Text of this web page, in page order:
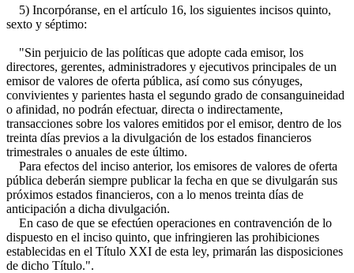
5) Incorpóranse, en el artículo 16, los siguientes incisos quinto,
sexto y séptimo:
"Sin perjuicio de las políticas que adopte cada emisor, los
directores, gerentes, administradores y ejecutivos principales de un
emisor de valores de oferta pública, así como sus cónyuges,
convivientes y parientes hasta el segundo grado de consanguineidad
o afinidad, no podrán efectuar, directa o indirectamente,
transacciones sobre los valores emitidos por el emisor, dentro de los
treinta días previos a la divulgación de los estados financieros
trimestrales o anuales de este último.
Para efectos del inciso anterior, los emisores de valores de oferta
pública deberán siempre publicar la fecha en que se divulgarán sus
próximos estados financieros, con a lo menos treinta días de
anticipación a dicha divulgación.
En caso de que se efectúen operaciones en contravención de lo
dispuesto en el inciso quinto, que infringieren las prohibiciones
establecidas en el Título XXI de esta ley, primarán las disposiciones
de dicho Título.".